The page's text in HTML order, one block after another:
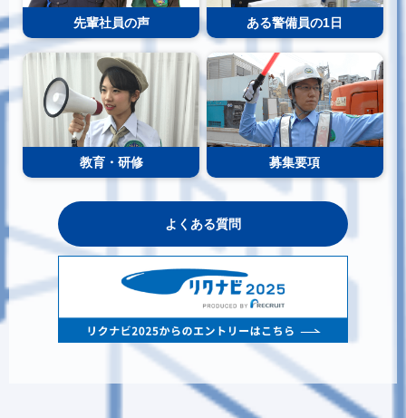
先輩社員の声 ある警備員の1日
教育・研修 募集要項
よくある質問